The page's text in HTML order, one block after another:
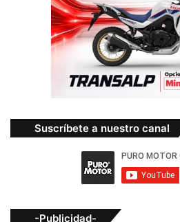
Suscríbete a nuestro canal
-Publicidad-